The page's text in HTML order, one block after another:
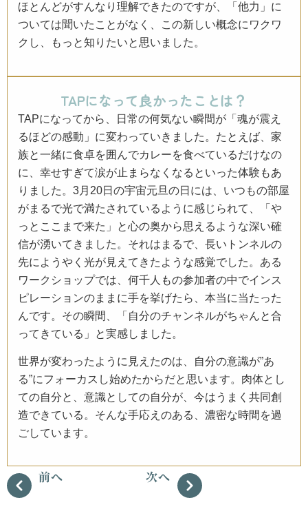
ほとんどがすんなり理解できたのですが、「他力」に
ついては聞いたことがなく、この新しい概念にワクワ
クし、もっと知りたいと思いました。
TAPになって良かったことは？
TAPになってから、日常の何気ない瞬間が「魂が震え
るほどの感動」に変わっていきました。たとえば、家
族と一緒に食卓を囲んでカレーを食べているだけなの
に、幸せすぎて涙が止まらなくなるといった体験もあ
りました。3月20日の宇宙元旦の日には、いつもの部屋
がまるで光で満たされているように感じられて、「や
っとここまで来た」と心の奥から思えるような深い確
信が湧いてきました。それはまるで、長いトンネルの
先にようやく光が見えてきたような感覚でした。ある
ワークショップでは、何千人もの参加者の中でインス
ピレーションのままに手を挙げたら、本当に当たった
んです。その瞬間、「自分のチャンネルがちゃんと合
ってきている」と実感しました。
世界が変わったように見えたのは、自分の意識が”あ
る”にフォーカスし始めたからだと思います。肉体とし
ての自分と、意識としての自分が、今はうまく共同創
造できている。そんな手応えのある、濃密な時間を過
ごしています。
前へ 次へ